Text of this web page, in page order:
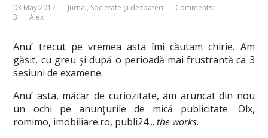
03 May 2017 Jurnal, Societate şi dezbateri
Comments:
3
Alex
Anu’ trecut pe vremea asta îmi căutam chirie. Am
găsit, cu greu şi după o perioadă mai frustrantă ca 3
sesiuni de examene.
Anu’ asta, măcar de curiozitate, am aruncat din nou
un ochi pe anunţurile de mică publicitate. Olx,
romimo, imobiliare.ro, publi24 ..the works.